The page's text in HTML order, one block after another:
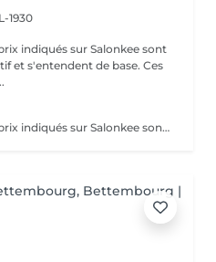
1930
indiqués sur Salonkee sont
et s'entendent de base. Ces
Veuillez prendre note que les prix indiqués sur Salonkee sont communiqués à titre informatif et s'entendent de base. Ces derniers sont susceptibles de varier selon le diagnostic réalisé à votre arrivée au salon et l'expertise du professionnel à qui vous confiez votre beauté. Dans tous les cas, un devis précis vous sera proposé et toutes réalisations de prestations seront effectuées avec votre accord.